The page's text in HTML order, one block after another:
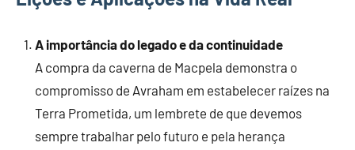
A importância do legado e da continuidade
A compra da caverna de Macpela demonstra o
compromisso de Avraham em estabelecer raízes na
Terra Prometida, um lembrete de que devemos
sempre trabalhar pelo futuro e pela herança